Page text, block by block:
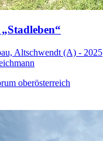
Altschwendt (A) - 2025
oberösterreich